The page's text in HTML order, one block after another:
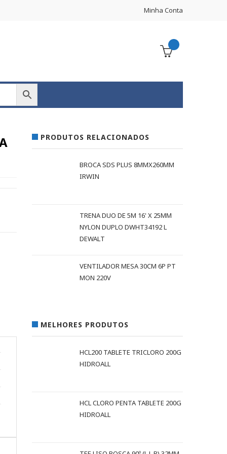
Minha Conta
PRODUTOS RELACIONADOS
BROCA SDS PLUS 8MMX260MM
IRWIN
TRENA DUO DE 5M 16' X 25MM
NYLON DUPLO DWHT34192 L
DEWALT
VENTILADOR MESA 30CM 6P PT
MON 220V
MELHORES PRODUTOS
HCL200 TABLETE TRICLORO 200G
HIDROALL
HCL CLORO PENTA TABLETE 200G
HIDROALL